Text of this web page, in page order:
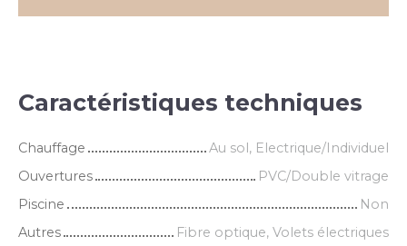
Caractéristiques techniques
Chauffage
Au sol, Electrique/Individuel
Ouvertures
PVC/Double vitrage
Piscine
Non
Autres
Fibre optique, Volets électriques